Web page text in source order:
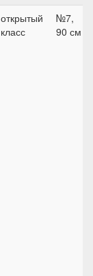
открытый
класс
№7,
90 см